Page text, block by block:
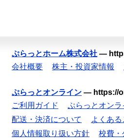
ぷらっとホーム株式会社 —
会社概要
株主・投資家情報
ぷらっとオンライン — https://
ご利用ガイド
ぷらっとオンラ
配送・決済について
よくある
個人情報取り扱い方針
校費・